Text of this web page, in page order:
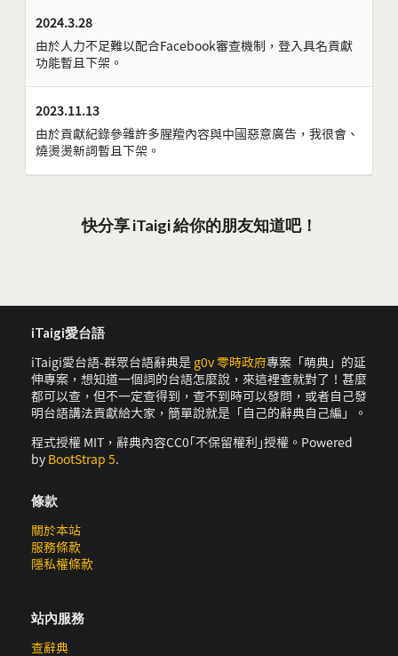
2024.3.28
由於人力不足難以配合Facebook審查機制，登入具名貢獻
功能暫且下架。
2023.11.13
由於貢獻紀錄參雜許多腥羶內容與中國惡意廣告，我很會、
燒燙燙新詞暫且下架。
快分享 iTaigi 給你的朋友知道吧！
iTaigi愛台語
iTaigi愛台語-群眾台語辭典是 g0v 零時政府專案「萌典」的延
伸專案，想知道一個詞的台語怎麼說，來這裡查就對了！甚麼
都可以查，但不一定查得到，查不到時可以發問，或者自己發
明台語講法貢獻給大家，簡單說就是「自己的辭典自己編」。
程式授權 MIT，辭典內容CC0｢不保留權利｣授權。Powered
by BootStrap 5.
條款
關於本站
服務條款
隱私權條款
站內服務
查辭典